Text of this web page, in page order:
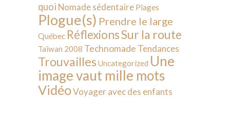
quoi Nomade sédentaire Plages
Plogue(s) Prendre le large
Québec RéflexionsSur la route
Taïwan 2008 Technomade Tendances
Trouvailles Uncategorized Une
image vaut mille mots
VidéoVoyager avec des enfants